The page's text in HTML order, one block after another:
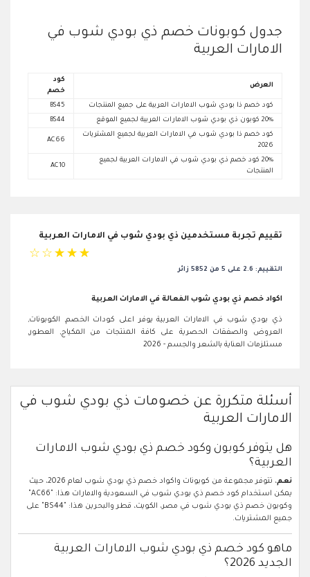
جدول كوبونات خصم ذي بودي شوب في
الامارات العربية
العرض
كود
خصم
كود خصم ذا بودي شوب الامارات العربية على جميع المنتجات
BS45
20% كوبون ذي بودي شوب الامارات العربية لجميع الموقع
BS44
كود خصم ذا بودي شوب في الامارات العربية لجميع المشتريات
2026
AC66
20% كود خصم ذي بودي شوب في الامارات العربية لجميع
المنتجات
AC10
تقييم تجربة مستخدمين ذي بودي شوب في الامارات العربية
☆ ☆ ☆ ☆ ☆
التقييم: 2.6 على 5 من 5852 زائر
اكواد خصم ذي بودي شوب الفعالة في الامارات العربية
ذي بودي شوب في الامارات العربية يوفر اعلى كودات الخصم, الكوبونات,
العروض والصفقات الحصرية على كافة المنتجات من المكياج, العطور,
مستلزمات العناية بالشعر والجسم - 2026
أسئلة متكررة عن خصومات ذي بودي شوب في
الامارات العربية
هل يتوفر كوبون وكود خصم ذي بودي شوب الامارات
العربية؟
نعم
، تتوفر مجموعة من كوبونات واكواد خصم ذي بودي شوب لعام 2026، حيث
يمكن استخدام كود خصم ذي بودي شوب في السعودية والامارات هذا: "AC66"
وكوبون خصم ذي بودي شوب في مصر، الكويت، قطر والبحرين هذا: "BS44" على
جميع المشتريات.
ماهو كود خصم ذي بودي شوب الامارات العربية
الجديد 2026؟